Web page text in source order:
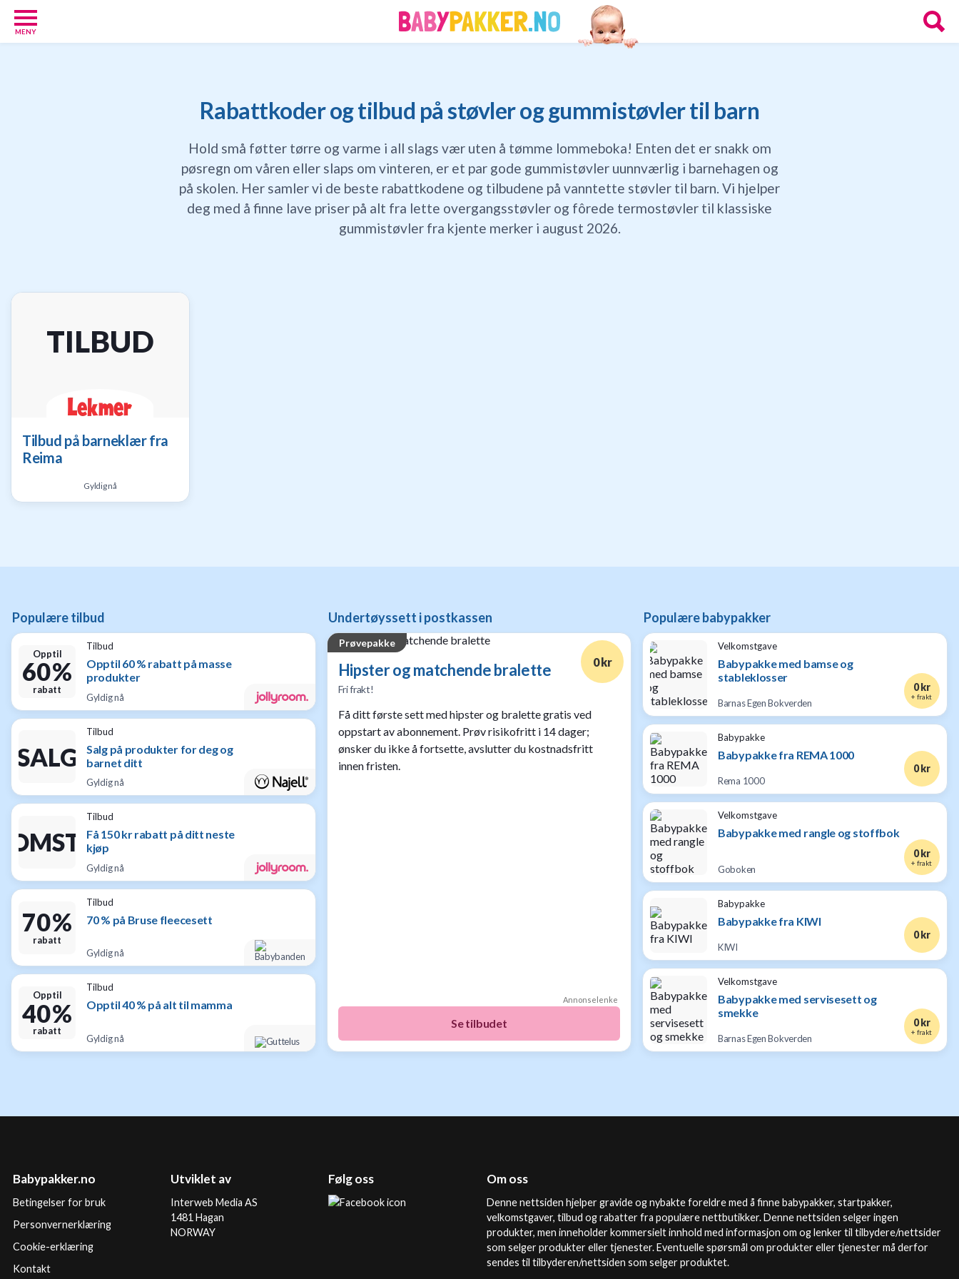
MENY
Rabattkoder og tilbud på støvler og gummistøvler til barn
Hold små føtter tørre og varme i all slags vær uten å tømme lommeboka! Enten det er snakk om
pøsregn om våren eller slaps om vinteren, er et par gode gummistøvler uunnværlig i barnehagen og
på skolen. Her samler vi de beste rabattkodene og tilbudene på vanntette støvler til barn. Vi hjelper
deg med å finne lave priser på alt fra lette overgangsstøvler og fôrede termostøvler til klassiske
gummistøvler fra kjente merker i august 2026.
TILBUD
Tilbud på barneklær fra
Reima
Gyldig nå
Populære tilbud
Opptil
60 %
rabatt
Tilbud
Opptil 60 % rabatt på masse
produkter
Gyldig nå
SALG
Tilbud
Salg på produkter for deg og
barnet ditt
Gyldig nå
Tilbud
Få 150 kr rabatt på ditt neste
kjøp
Gyldig nå
70 %
rabatt
Tilbud
70 % på Bruse fleecesett
Gyldig nå
Opptil
40 %
rabatt
Tilbud
Opptil 40 % på alt til mamma
Gyldig nå
Undertøyssett i postkassen
Prøvepakke
Hipster og matchende bralette
Fri frakt!
0 kr
Få ditt første sett med hipster og bralette gratis ved
oppstart av abonnement. Prøv risikofritt i 14 dager;
ønsker du ikke å fortsette, avslutter du kostnadsfritt
innen fristen.
Annonselenke
Se tilbudet
Populære babypakker
Velkomstgave
Babypakke med bamse og
stableklosser
Barnas Egen Bokverden
0 kr
+ frakt
Babypakke
Babypakke fra REMA 1000
Rema 1000
0 kr
Velkomstgave
Babypakke med rangle og stoffbok
Goboken
0 kr
+ frakt
Babypakke
Babypakke fra KIWI
KIWI
0 kr
Velkomstgave
Babypakke med servisesett og
smekke
Barnas Egen Bokverden
0 kr
+ frakt
Gavetips
til
Gavetips
Babypakker.no
Betingelser for bruk
Personvernerklæring
Cookie-erklæring
Kontakt
Utviklet av
Interweb Media AS
1481 Hagan
NORWAY
Følg oss Om oss
Denne nettsiden hjelper gravide og nybakte foreldre med å finne babypakker, startpakker,
velkomstgaver, tilbud og rabatter fra populære nettbutikker. Denne nettsiden selger ingen
produkter, men inneholder kommersielt innhold med informasjon om og lenker til tilbydere/nettsider
som selger produkter eller tjenester. Eventuelle spørsmål om produkter eller tjenester må derfor
sendes til tilbyderen/nettsiden som selger produktet.